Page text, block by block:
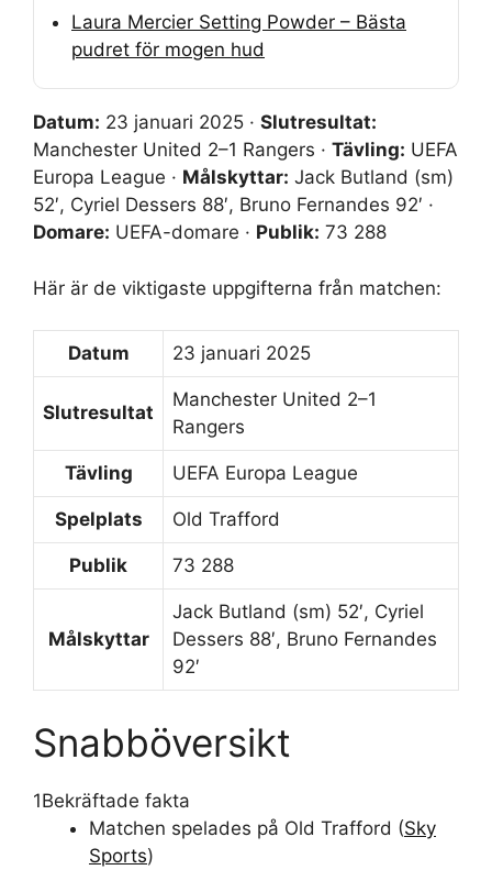
Laura Mercier Setting Powder – Bästa
pudret för mogen hud
Datum: 23 januari 2025 · Slutresultat:
Manchester United 2–1 Rangers · Tävling: UEFA
Europa League · Målskyttar: Jack Butland (sm)
52′, Cyriel Dessers 88′, Bruno Fernandes 92′ ·
Domare: UEFA-domare · Publik: 73 288
Här är de viktigaste uppgifterna från matchen:
Datum 23 januari 2025
Slutresultat
Manchester United 2–1
Rangers
Tävling UEFA Europa League
Spelplats Old Trafford
Publik 73 288
Målskyttar
Jack Butland (sm) 52′, Cyriel
Dessers 88′, Bruno Fernandes
92′
Snabböversikt
1Bekräftade fakta
Matchen spelades på Old Trafford (Sky
Sports)